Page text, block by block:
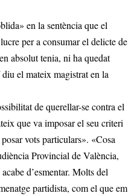
en la sentència que el
per a consumar el delicte de
absolut tenia, ni ha quedat
el mateix magistrat en la
de querellar-se contra el
que va imposar el seu criteri
vots particulars». «Cosa
Provincial de València,
d’esmentar. Molts del
partidista, com el que em